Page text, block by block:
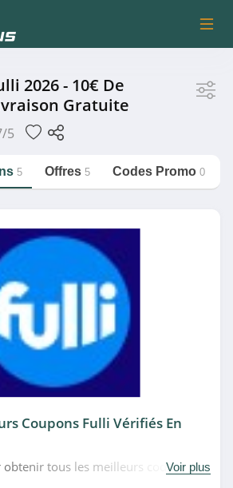
Fulli
Bikeinn
Voir plus
Catégorie
Autos, Motos et Scooters
Magasin associé
4.5
2026 - 10€ De
Gratuite
5
5 Offres 5 Codes Promo 0
Coupons Fulli Vérifiés En
obtenir tous les meilleurs codesVoir plus